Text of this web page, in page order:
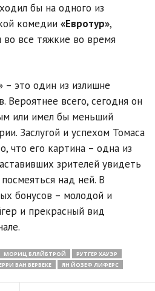
бы на одного из
комедии «Евротур»,
во все тяжкие во время
– это один из излишне
Вероятнее всего, сегодня он
или имел бы меньший
Заслугой и успехом Томаса
что его картина – одна из
зрителей увидеть
над ней. В
бонусов – молодой и
и прекрасный вид
МОРИЦ БЛЯЙБТРОЙ
РУТГЕР ХАУЭР
ВАН ВЕРВЕКЕ ЯН ЙОЗЕФ ЛИФЕРС